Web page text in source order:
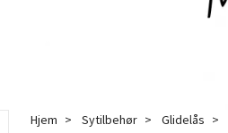
Hjem Sytilbehør Glidelås